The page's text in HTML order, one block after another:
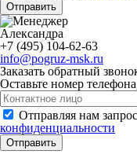
Отправить
Александра
+7 (495) 104-62-63
info@pogruz-msk.ru
Заказать обратный
Оставьте номер
Отправляя нам
конфиденциальности
Отправить